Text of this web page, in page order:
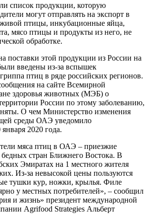
список продукции, которую
могут отправлять на экспорт в
птицы, инкубационные яйца,
мясо птицы и продукты из него, не
обработке.
поставки этой продукции из России на
введены из-за вспышек
птиц в ряде российских регионов.
на сайте Всемирной
здоровья животных (МЭБ) о
России по этому заболеванию,
О чем Министерство изменения
среды ОАЭ уведомило
января 2020 года.
мяса птиц в ОАЭ – приезжие
стран Ближнего Востока. В
Эмиратах на 1 местного жителя
Из-за невысокой цены пользуются
тушки кур, ножки, крылья. Филе
у местных потребителей», – сообщил
и жизнь» президент международной
Agrifood Strategies Альберт